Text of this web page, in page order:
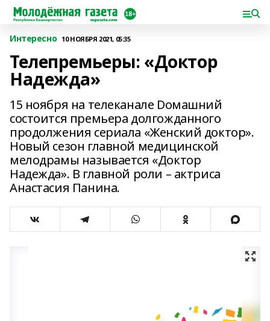
Интересно 10 НОЯБРЯ 2021, 05:35
Телепремьеры: «Доктор
Надежда»
15 ноября на телеканале Dомашний
состоится премьера долгожданного
продолжения сериала «Женский доктор».
Новый сезон главной медицинской
мелодрамы называется «Доктор
Надежда». В главной роли – актриса
Анастасия Панина.